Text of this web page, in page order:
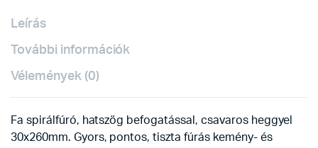
Leírás
További információk
Vélemények (0)
Fa spirálfúró, hatszög befogatással, csavaros heggyel
30x260mm. Gyors, pontos, tiszta fúrás kemény- és